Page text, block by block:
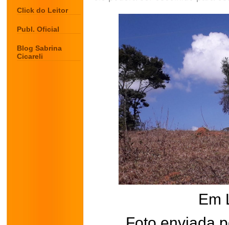
Click do Leitor
Publ. Oficial
Blog Sabrina
Cicareli
Em